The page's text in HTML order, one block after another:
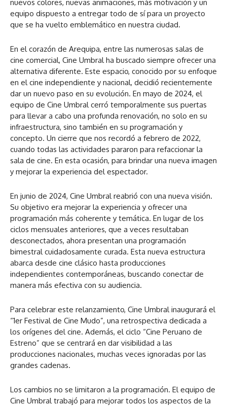
nuevos colores, nuevas animaciones, más motivación y un
equipo dispuesto a entregar todo de sí para un proyecto
que se ha vuelto emblemático en nuestra ciudad.
En el corazón de Arequipa, entre las numerosas salas de
cine comercial, Cine Umbral ha buscado siempre ofrecer una
alternativa diferente. Este espacio, conocido por su enfoque
en el cine independiente y nacional, decidió recientemente
dar un nuevo paso en su evolución. En mayo de 2024, el
equipo de Cine Umbral cerró temporalmente sus puertas
para llevar a cabo una profunda renovación, no solo en su
infraestructura, sino también en su programación y
concepto. Un cierre que nos recordó a febrero de 2022,
cuando todas las actividades pararon para refaccionar la
sala de cine. En esta ocasión, para brindar una nueva imagen
y mejorar la experiencia del espectador.
En junio de 2024, Cine Umbral reabrió con una nueva visión.
Su objetivo era mejorar la experiencia y ofrecer una
programación más coherente y temática. En lugar de los
ciclos mensuales anteriores, que a veces resultaban
desconectados, ahora presentan una programación
bimestral cuidadosamente curada. Esta nueva estructura
abarca desde cine clásico hasta producciones
independientes contemporáneas, buscando conectar de
manera más efectiva con su audiencia.
Para celebrar este relanzamiento, Cine Umbral inaugurará el
“1er Festival de Cine Mudo”, una retrospectiva dedicada a
los orígenes del cine. Además, el ciclo “Cine Peruano de
Estreno” que se centrará en dar visibilidad a las
producciones nacionales, muchas veces ignoradas por las
grandes cadenas.
Los cambios no se limitaron a la programación. El equipo de
Cine Umbral trabajó para mejorar todos los aspectos de la